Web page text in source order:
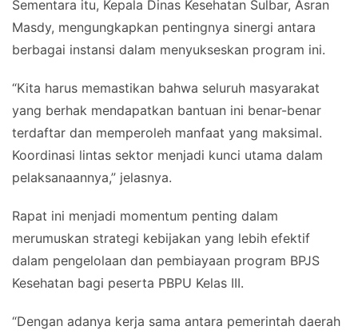
Sementara itu, Kepala Dinas Kesehatan Sulbar, Asran
Masdy, mengungkapkan pentingnya sinergi antara
berbagai instansi dalam menyukseskan program ini.
“Kita harus memastikan bahwa seluruh masyarakat
yang berhak mendapatkan bantuan ini benar-benar
terdaftar dan memperoleh manfaat yang maksimal.
Koordinasi lintas sektor menjadi kunci utama dalam
pelaksanaannya,” jelasnya.
Rapat ini menjadi momentum penting dalam
merumuskan strategi kebijakan yang lebih efektif
dalam pengelolaan dan pembiayaan program BPJS
Kesehatan bagi peserta PBPU Kelas III.
“Dengan adanya kerja sama antara pemerintah daerah